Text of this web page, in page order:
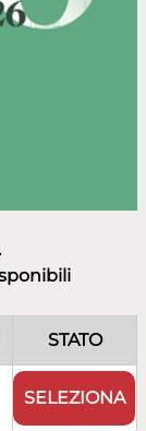
STATO
SELEZIONA